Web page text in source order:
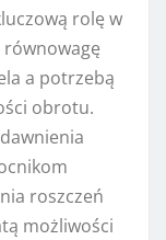
rolę w
a potrzebą
obrotu.
roszczeń
możliwości